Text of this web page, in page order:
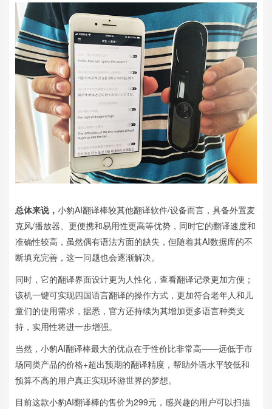
总体来说， 小豹AI翻译棒较其他翻译软件/设备而言，具备外置麦
克风/播放器、更便携和易用性更高等优势，同时它的翻译速度和
准确性较高，虽然偶有语法方面的缺失，但随着其AI数据库的不
断填充完善，这一问题也会逐渐解决。
同时，它的翻译界面设计更为人性化，查看翻译记录更加方便；
该机一键可实现四国语言翻译的操作方式，更加符合老年人和儿
童们的使用需求，据悉，官方还持续为其增加更多语言种类支
持，实用性将进一步增强。
当然，小豹AI翻译棒最大的优点在于性价比非常高——远低于市
场同类产品的价格+超出预期的翻译精度，帮助外语水平较低和
预算不高的用户真正实现环游世界的梦想。
目前这款小豹AI翻译棒的售价为299元，感兴趣的用户可以扫描